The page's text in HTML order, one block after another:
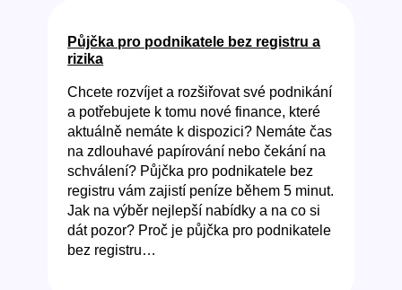
Půjčka pro podnikatele bez registru a
rizika
Chcete rozvíjet a rozšiřovat své podnikání
a potřebujete k tomu nové finance, které
aktuálně nemáte k dispozici? Nemáte čas
na zdlouhavé papírování nebo čekání na
schválení? Půjčka pro podnikatele bez
registru vám zajistí peníze během 5 minut.
Jak na výběr nejlepší nabídky a na co si
dát pozor? Proč je půjčka pro podnikatele
bez registru…